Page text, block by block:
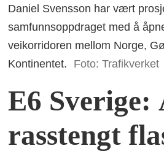
Daniel Svensson har vært
samfunnsoppdraget med å
veikorridoren mellom Norge,
Kontinentet.
Foto: Trafikverket
E6 Sverige:
rasstengt